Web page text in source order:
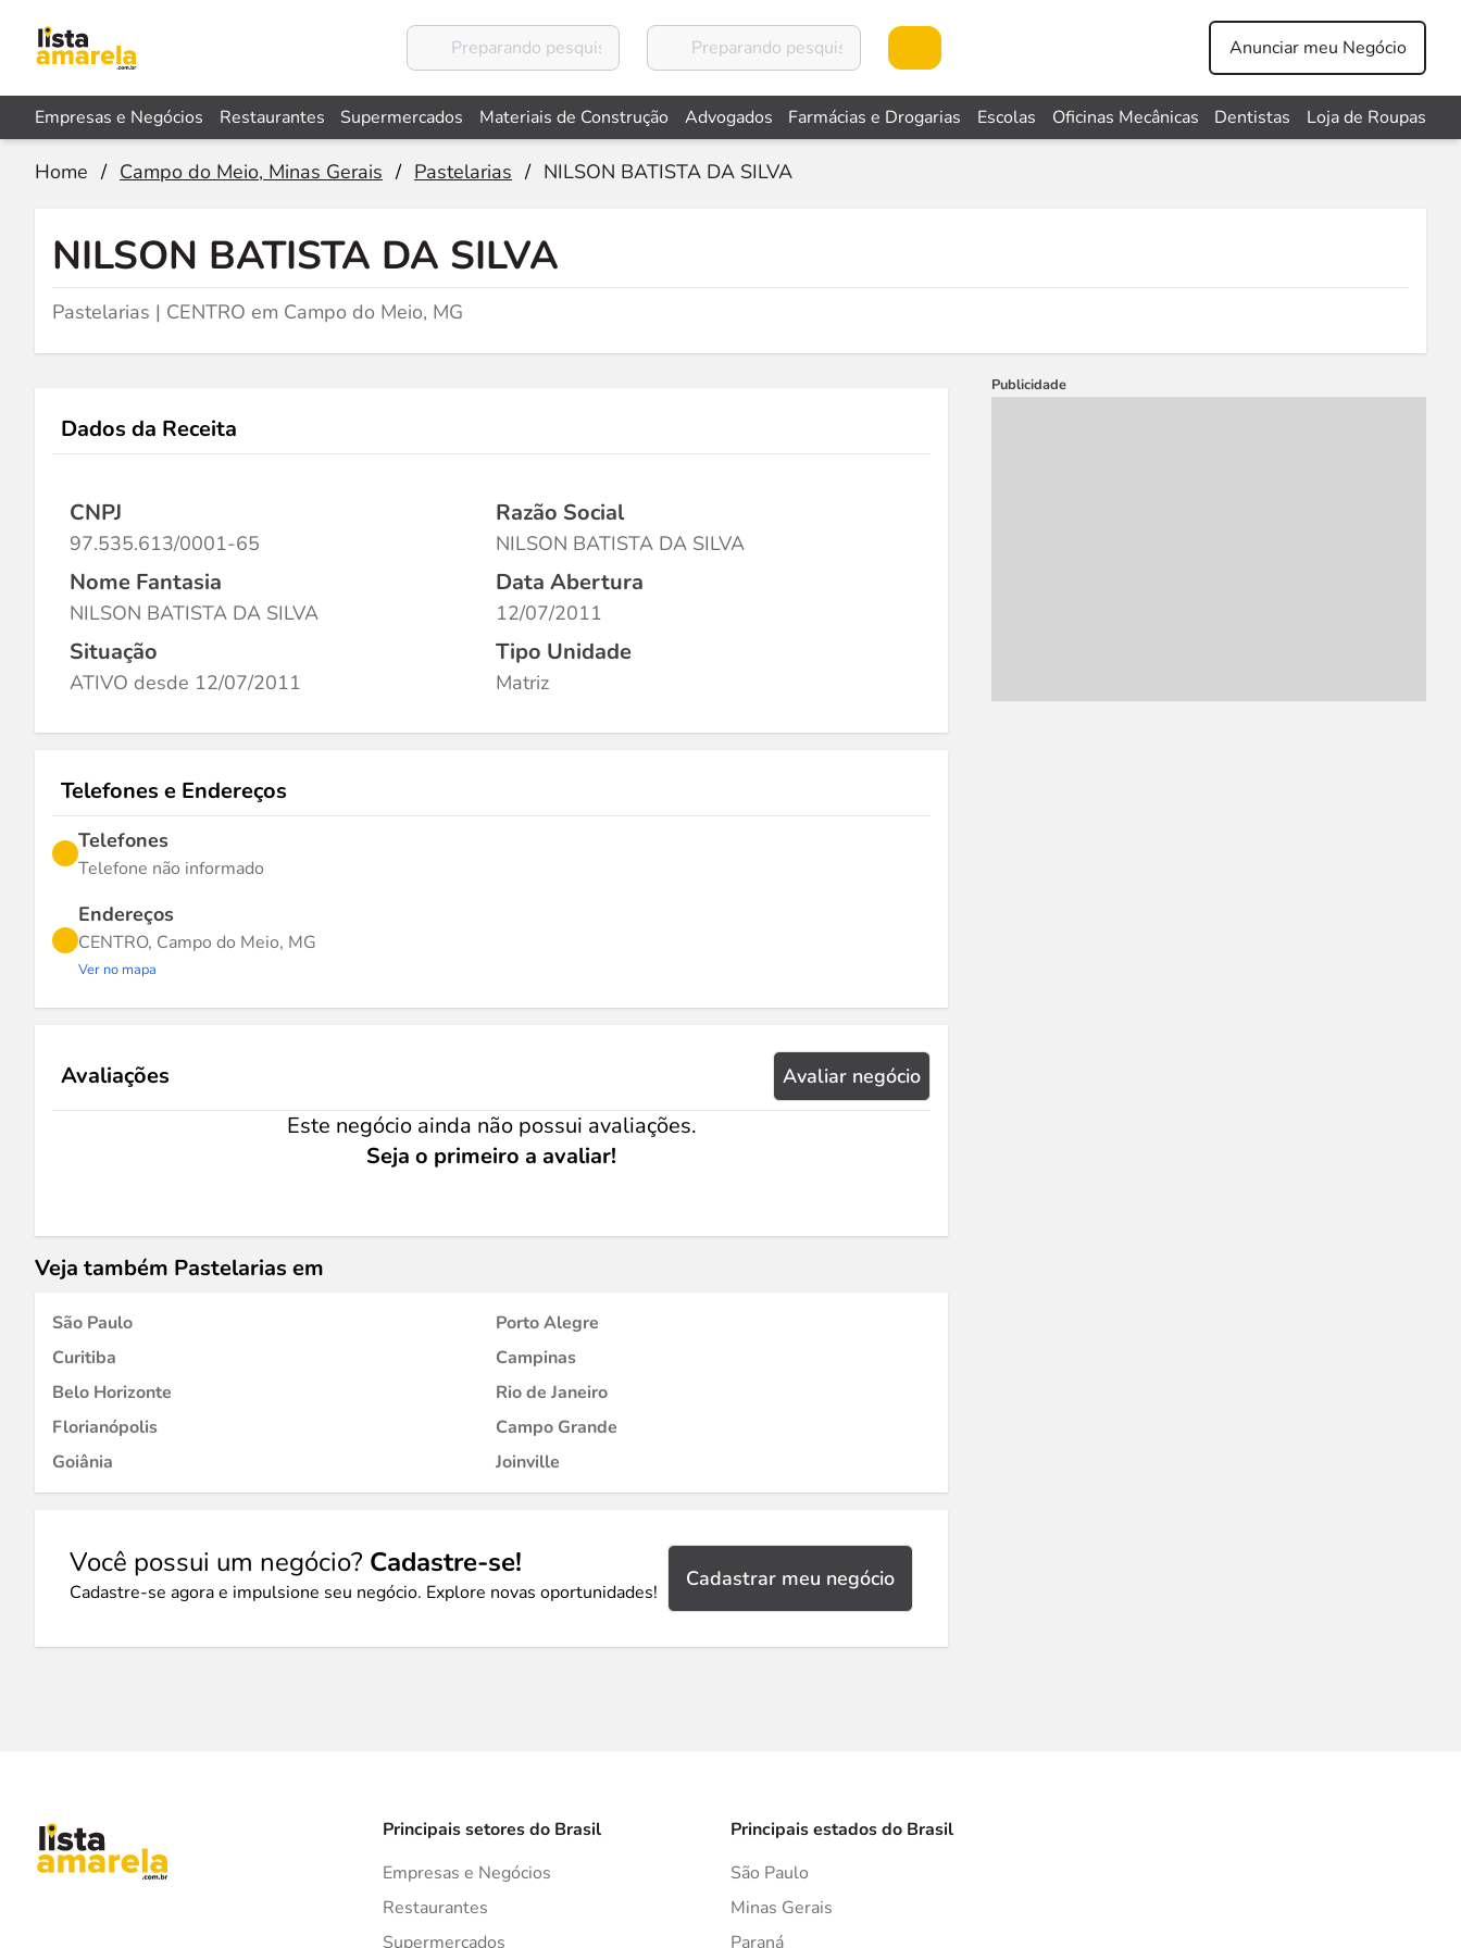
Anunciar meu Negócio
Empresas e Negócios Restaurantes Supermercados Materiais de Construção Advogados Farmácias e Drogarias Escolas Oficinas Mecânicas Dentistas Loja de Roupas
Home / Campo do Meio, Minas Gerais / Pastelarias / NILSON BATISTA DA SILVA
NILSON BATISTA DA SILVA
Pastelarias | CENTRO em Campo do Meio, MG
Dados da Receita
CNPJ
97.535.613/0001-65
Razão Social
NILSON BATISTA DA SILVA
Nome Fantasia
NILSON BATISTA DA SILVA
Data Abertura
12/07/2011
Situação
ATIVO desde 12/07/2011
Tipo Unidade
Matriz
Telefones e Endereços
Telefones
Telefone não informado
Endereços
CENTRO, Campo do Meio, MG
Ver no mapa
Avaliações Avaliar negócio
Este negócio ainda não possui avaliações.
Seja o primeiro a avaliar!
Veja também Pastelarias em
São Paulo
Porto Alegre
Curitiba
Campinas
Belo Horizonte
Rio de Janeiro
Florianópolis
Campo Grande
Goiânia
Joinville
Você possui um negócio? Cadastre-se!
Cadastre-se agora e impulsione seu negócio. Explore novas oportunidades!
Cadastrar meu negócio
Publicidade
Principais setores do Brasil
Empresas e Negócios
Restaurantes
Supermercados
Principais estados do Brasil
São Paulo
Minas Gerais
Paraná